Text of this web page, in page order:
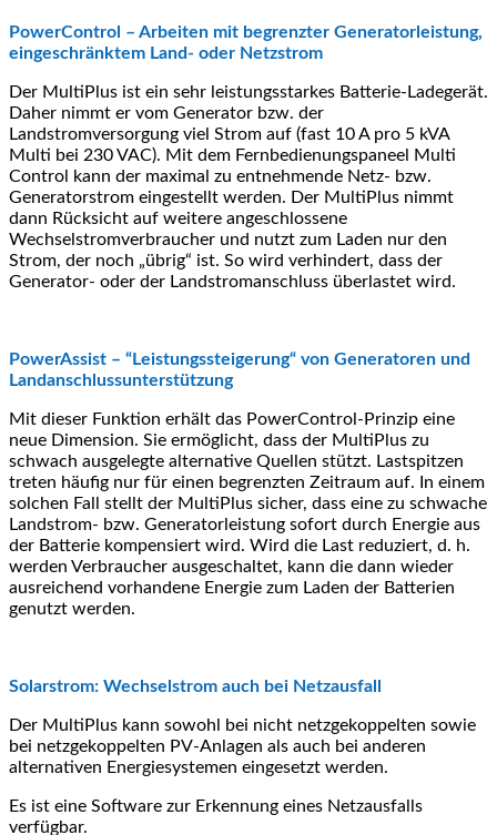
PowerControl – Arbeiten mit begrenzter Generatorleistung,
eingeschränktem Land- oder Netzstrom
Der MultiPlus ist ein sehr leistungsstarkes Batterie-Ladegerät.
Daher nimmt er vom Generator bzw. der
Landstromversorgung viel Strom auf (fast 10 A pro 5 kVA
Multi bei 230 VAC). Mit dem Fernbedienungspaneel Multi
Control kann der maximal zu entnehmende Netz- bzw.
Generatorstrom eingestellt werden. Der MultiPlus nimmt
dann Rücksicht auf weitere angeschlossene
Wechselstromverbraucher und nutzt zum Laden nur den
Strom, der noch „übrig“ ist. So wird verhindert, dass der
Generator- oder der Landstromanschluss überlastet wird.
PowerAssist – “Leistungssteigerung“ von Generatoren und
Landanschlussunterstützung
Mit dieser Funktion erhält das PowerControl-Prinzip eine
neue Dimension. Sie ermöglicht, dass der MultiPlus zu
schwach ausgelegte alternative Quellen stützt. Lastspitzen
treten häufig nur für einen begrenzten Zeitraum auf. In einem
solchen Fall stellt der MultiPlus sicher, dass eine zu schwache
Landstrom- bzw. Generatorleistung sofort durch Energie aus
der Batterie kompensiert wird. Wird die Last reduziert, d. h.
werden Verbraucher ausgeschaltet, kann die dann wieder
ausreichend vorhandene Energie zum Laden der Batterien
genutzt werden.
Solarstrom: Wechselstrom auch bei Netzausfall
Der MultiPlus kann sowohl bei nicht netzgekoppelten sowie
bei netzgekoppelten PV-Anlagen als auch bei anderen
alternativen Energiesystemen eingesetzt werden.
Es ist eine Software zur Erkennung eines Netzausfalls
verfügbar.